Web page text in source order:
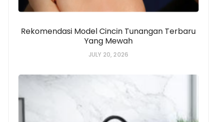
Rekomendasi Model Cincin Tunangan Terbaru
Yang Mewah
JULY 20, 2026